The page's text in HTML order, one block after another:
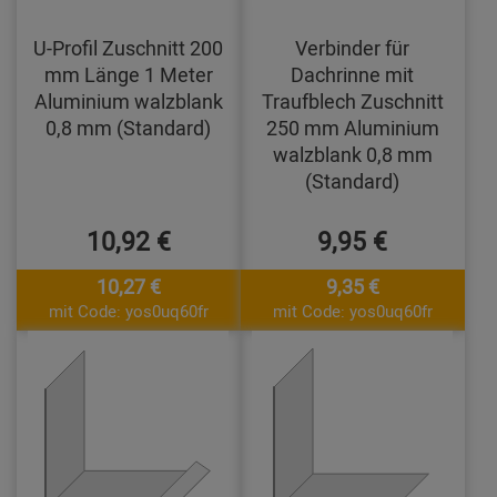
U-Profil Zuschnitt 200
mm Länge 1 Meter
Aluminium walzblank
0,8 mm (Standard)
10,92 €
10,27 €
mit Code: yos0uq60fr
Verbinder für
Dachrinne mit
Traufblech Zuschnitt
250 mm Aluminium
walzblank 0,8 mm
(Standard)
9,95 €
9,35 €
mit Code: yos0uq60fr